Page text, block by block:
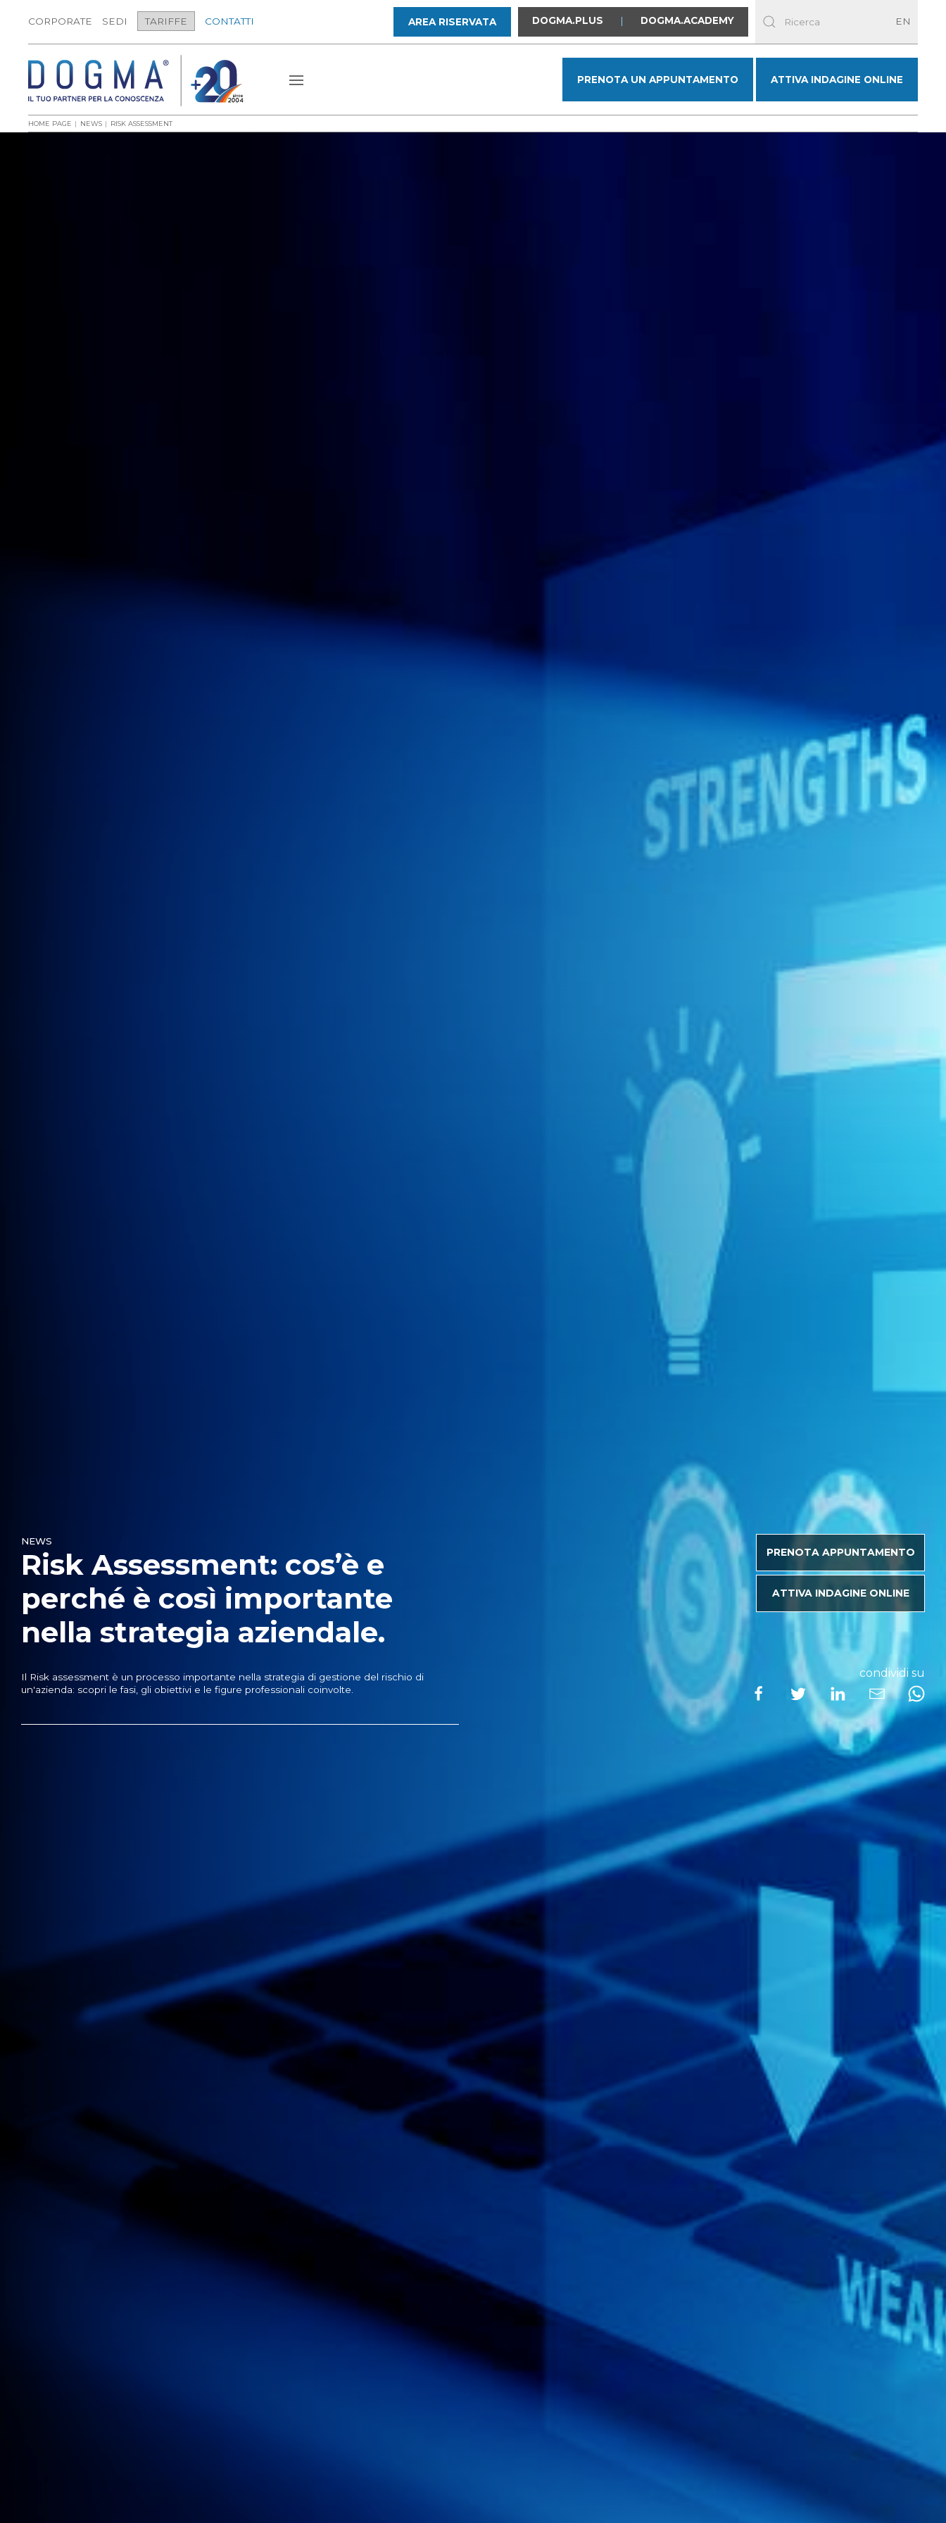
CORPORATE SEDI TARIFFE CONTATTI AREA RISERVATA DOGMA.PLUS | DOGMA.ACADEMY EN
PRENOTA UN APPUNTAMENTO ATTIVA INDAGINE ONLINE
HOME PAGE NEWS RISK ASSESSMENT
NEWS
Risk Assessment: cos’è e
perché è così importante
nella strategia aziendale.
Il Risk assessment è un processo importante nella strategia di gestione del rischio di
un'azienda: scopri le fasi, gli obiettivi e le figure professionali coinvolte.
PRENOTA APPUNTAMENTO
ATTIVA INDAGINE ONLINE
condividi su